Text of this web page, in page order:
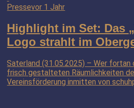
Pressevor 1 Jahr
Highlight im Set: Das
Logo strahlt im
Saterland (31.05.2025) – Wer
frisch gestalteten Räumlichkeiten
Vereinsförderung inmitten von